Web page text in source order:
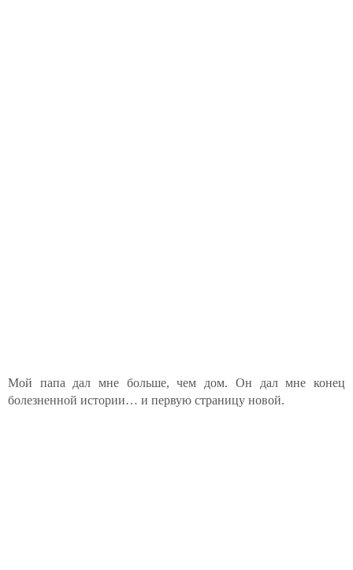
Мой папа дал мне больше, чем дом. Он дал мне конец
болезненной истории… и первую страницу новой.